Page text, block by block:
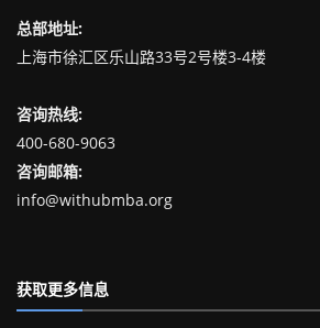
总部地址:
上海市徐汇区乐山路33号2号楼3-4楼
咨询热线:
400-680-9063
咨询邮箱:
info@withubmba.org
获取更多信息